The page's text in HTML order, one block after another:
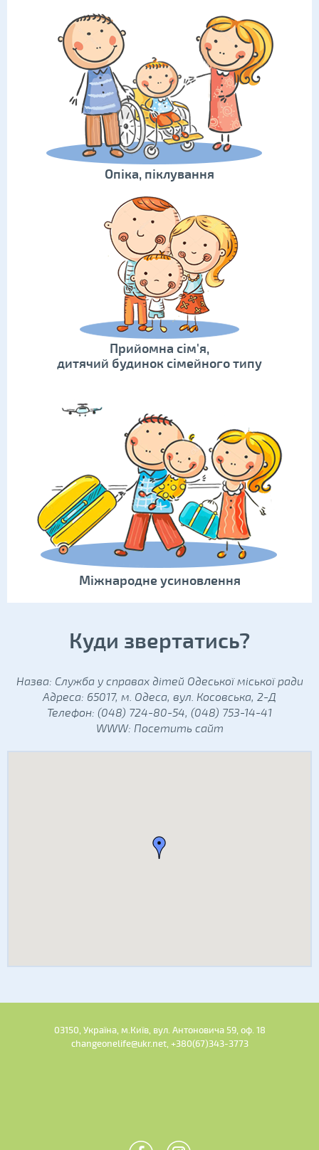
Опіка, піклування
Прийомна сім'я,
дитячий будинок сімейного типу
Міжнародне усиновлення
Куди звертатись?
Назва: Служба у справах дітей Одеської міської ради
Адреса: 65017, м. Одеса, вул. Косовська, 2-Д
Телефон: (048) 724-80-54, (048) 753-14-41
WWW: Посетить сайт
03150, Україна, м.Київ, вул. Антоновича 59, оф. 18
changeonelife@ukr.net, +380(67)343-3773